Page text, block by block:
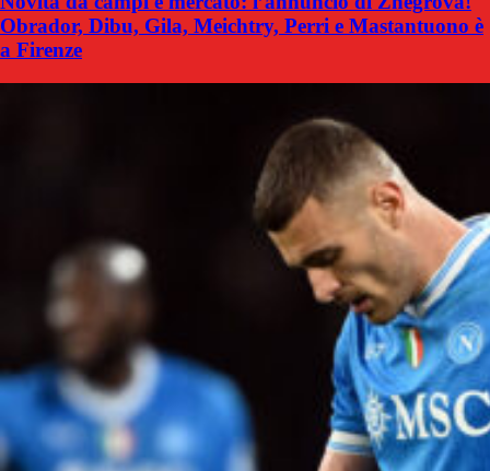
Obrador, Dibu, Gila, Meichtry, Perri e Mastantuono è
a Firenze